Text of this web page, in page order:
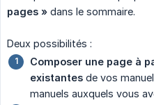
pages » dans le sommaire.
Deux possibilités :
Composer une page à
existantes de vos
manuels auxquels vous